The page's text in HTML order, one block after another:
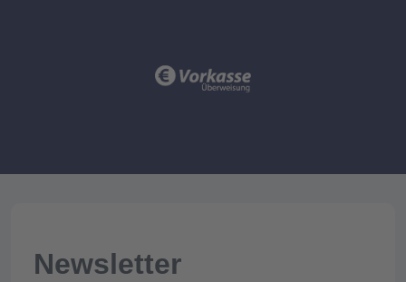
Newsletter